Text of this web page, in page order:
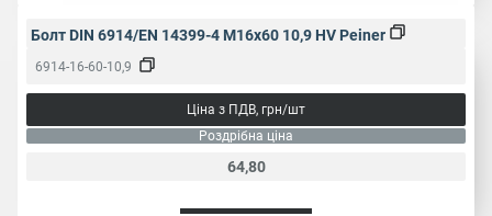
Болт DIN 6914/EN 14399-4 M16x60 10,9 HV Peiner
6914-16-60-10,9
Ціна з ПДВ, грн/шт
Роздрібна ціна
64,80